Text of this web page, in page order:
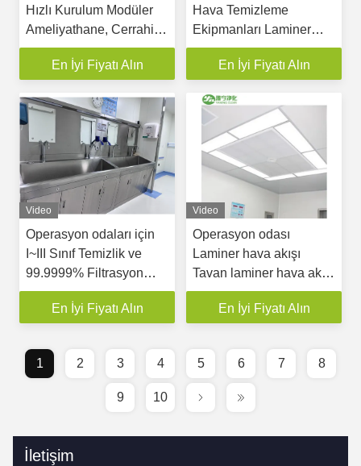
Hızlı Kurulum Modüler
Ameliyathane, Cerrahi
Tiyatro için ISO5
Laminer Akış Tavanlı
En İyi Fiyatı Alın
Hava Temizleme
Ekipmanları Laminer
Hava Akışı Tavan
ModülerEn İyi Fiyatı Alın
Video
Operasyon odaları için
I~III Sınıf Temizlik ve
99.9999% Filtrasyon
Verimliliği ile Özel Boyut
Laminer Hava Akışı
En İyi Fiyatı Alın
Video
Operasyon odası
Laminer hava akışı
Tavan laminer hava akışı
kaputu
En İyi Fiyatı Alın
1 2 3 4 5 6 7 8
9 10
İletişim